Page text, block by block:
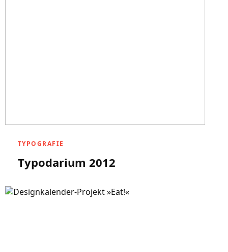
TYPOGRAFIE
Typodarium 2012